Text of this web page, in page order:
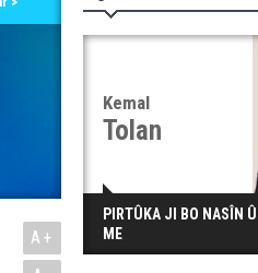
A+
Kemal
Tolan
PIRTÛKA JI BO NASÎN
ME